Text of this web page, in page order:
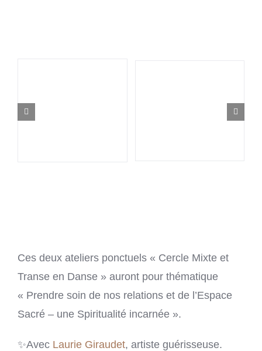
Ces deux ateliers ponctuels « Cercle Mixte et
Transe en Danse » auront pour thématique
« Prendre soin de nos relations et de l’Espace
Sacré – une Spiritualité incarnée ».
✨Avec Laurie Giraudet, artiste guérisseuse.